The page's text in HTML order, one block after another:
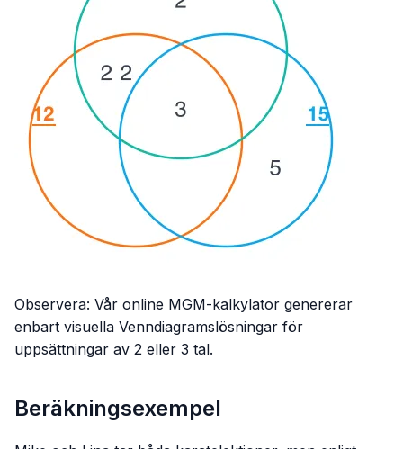
Observera: Vår online MGM-kalkylator genererar
enbart visuella Venndiagramslösningar för
uppsättningar av 2 eller 3 tal.
Beräkningsexempel